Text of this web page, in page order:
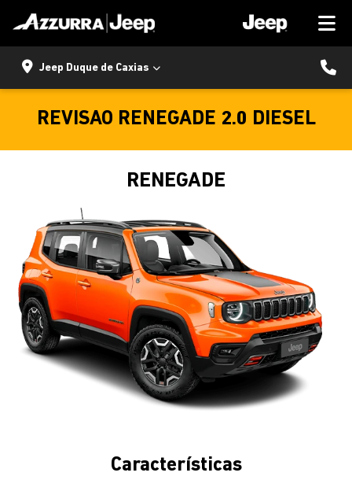
Jeep Duque de Caxias
REVISAO RENEGADE 2.0 DIESEL
RENEGADE
Características